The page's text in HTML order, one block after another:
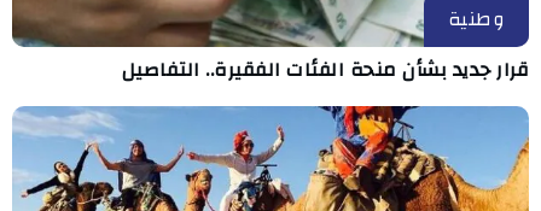
وطنية
قرار جديد بشأن منحة الفئات الفقيرة.. التفاصيل